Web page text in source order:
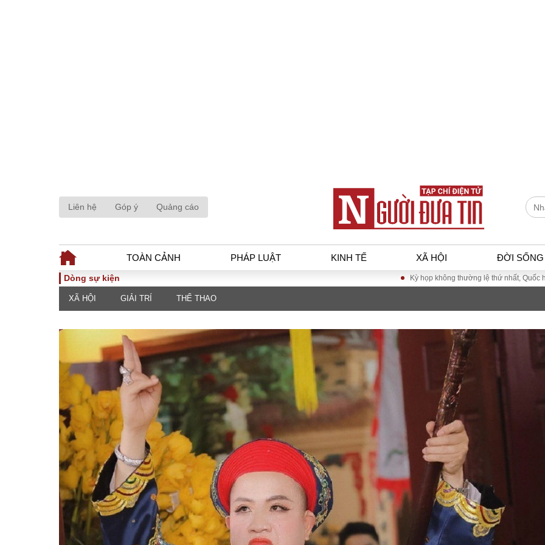
Liên hệ Góp ý Quảng cáo
TOÀN CẢNH PHÁP LUẬT KINH TẾ XÃ HỘI ĐỜI SỐNG
TOÀN CẢNH
Chính sách
Sự kiện
Đối thoại
Thế giới
luật
Góc nhìn luật gia
Hồ sơ điều tra
Tiếng nói công dân
An ninh - Hình sự
Tài chính - Ngân
hàng
Kinh tế vĩ mô
Hồ sơ doanh
nghiệp
Xu hướng thị
trường
Tiêu dùng và dư
luận
Công nghệ
Giáo dục
ĐA CHIỀU
Quan điểm
INFOCUS
Dòng sự kiện Kỳ họp không thường lệ thứ nhất, Quốc hội khóa
XÃ HỘI GIẢI TRÍ THỂ THAO